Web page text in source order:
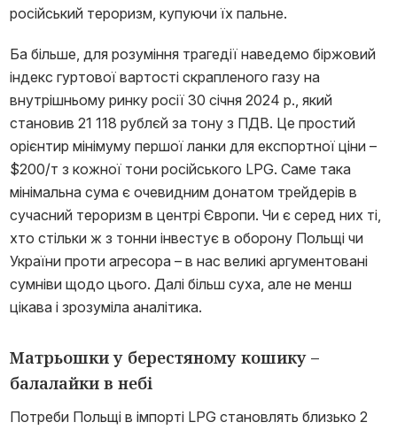
російський тероризм, купуючи їх пальне.
Ба більше, для розуміння трагедії наведемо біржовий
індекс гуртової вартості скрапленого газу на
внутрішньому ринку росії 30 січня 2024 р., який
становив 21 118 рублєй за тону з ПДВ. Це простий
орієнтир мінімуму першої ланки для експортної ціни –
$200/т з кожної тони російського LPG. Саме така
мінімальна сума є очевидним донатом трейдерів в
сучасний тероризм в центрі Європи. Чи є серед них ті,
хто стільки ж з тонни інвестує в оборону Польщі чи
України проти агресора – в нас великі аргументовані
сумніви щодо цього. Далі більш суха, але не менш
цікава і зрозуміла аналітика.
Матрьошки у берестяному кошику –
балалайки в небі
Потреби Польщі в імпорті LPG становлять близько 2